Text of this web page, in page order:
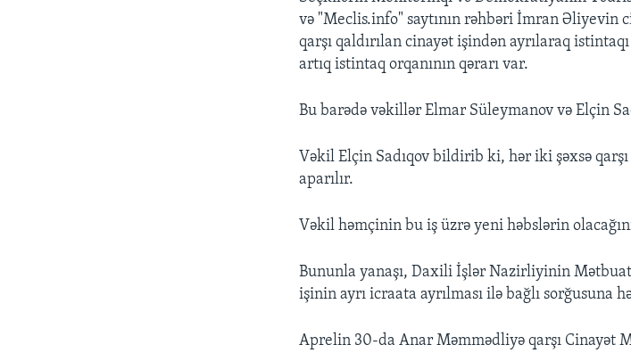
və "Meclis.info" saytının rəhbəri İmran Əliyevin
qarşı qaldırılan cinayət işindən ayrılaraq
artıq istintaq orqanının qərarı var.
Bu barədə vəkillər Elmar Süleymanov və Elçin
Vəkil Elçin Sadıqov bildirib ki, hər iki şəxsə
aparılır.
Vəkil həmçinin bu iş üzrə yeni həbslərin
Bununla yanaşı, Daxili İşlər Nazirliyinin
işinin ayrı icraata ayrılması ilə bağlı sorğusuna
Aprelin 30-da Anar Məmmədliyə qarşı Cinayət